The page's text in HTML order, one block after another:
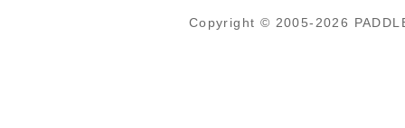
Copyright © 2005-2026